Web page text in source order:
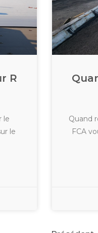
R
le
le
Quand
FCA